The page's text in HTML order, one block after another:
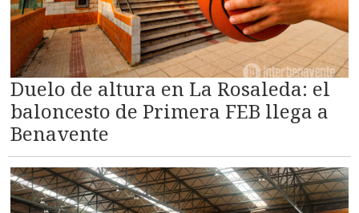
Duelo de altura en La Rosaleda: el
baloncesto de Primera FEB llega a
Benavente